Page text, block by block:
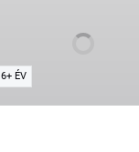
6+ ÉV